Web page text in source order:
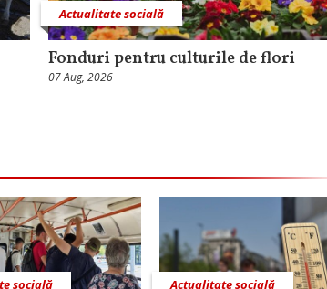
Actualitate socială
Fonduri pentru culturile de flori
07 Aug, 2026
socială Actualitate socială